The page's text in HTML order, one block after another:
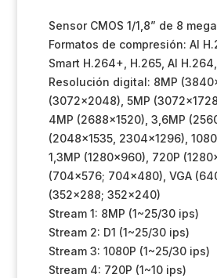
Sensor CMOS 1/1,8” de 8
Formatos de compresión: AI
Smart H.264+, H.265, AI
Resolución digital: 8MP
(3072×2048), 5MP
4MP (2688×1520), 3,6MP
(2048×1535, 2304×1296),
1,3MP (1280×960), 720P
(704×576; 704×480), VGA
(352×288; 352×240)
Stream 1: 8MP (1~25/30 ips)
Stream 2: D1 (1~25/30 ips)
Stream 3: 1080P (1~25/30 ips)
Stream 4: 720P (1~10 ips)